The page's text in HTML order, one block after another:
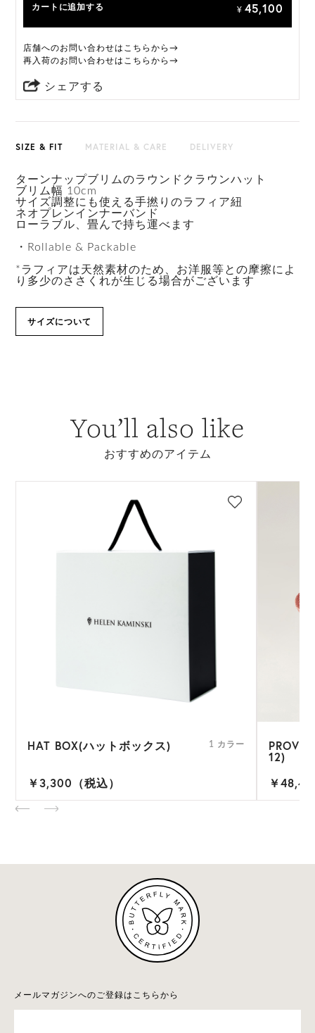
M, L 展開の商品:M 57.5cm, L 59.5cm
*天然素材を用いたハンドメイドのため、サイズ・色
には個体差がございます。
HAT BOX(有償 GIFT BOX）対象商品
カートに追加する ¥ 45,100
店舗へのお問い合わせはこちらから→
再入荷のお問い合わせはこちらから→
シェアする
SIZE & FIT MATERIAL & CARE DELIVERY
ターンナップブリムのラウンドクラウンハット
ブリム幅 10cm
サイズ調整にも使える手撚りのラフィア紐
ネオプレンインナーバンド
ローラブル、畳んで持ち運べます
・Rollable & Packable
*ラフィアは天然素材のため、お洋服等との摩擦によ
り多少のささくれが生じる場合がございます
サイズについて
You’ll also like
おすすめのアイテム
HAT BOX(ハットボックス) 1 カラー
￥3,300（税込）
12)
￥
メールマガジンへのご登録はこちらから